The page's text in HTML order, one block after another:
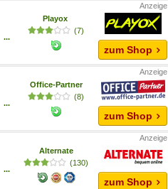
...
Playox
(7)
zum Shop
...
Office-Partner
(8)
zum Shop
...
Alternate
(130)
zum Shop